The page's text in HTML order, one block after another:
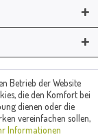
2 | 45659
Betrieb der Website
die den Komfort bei
dienen oder die
vereinfachen sollen,
Informationen